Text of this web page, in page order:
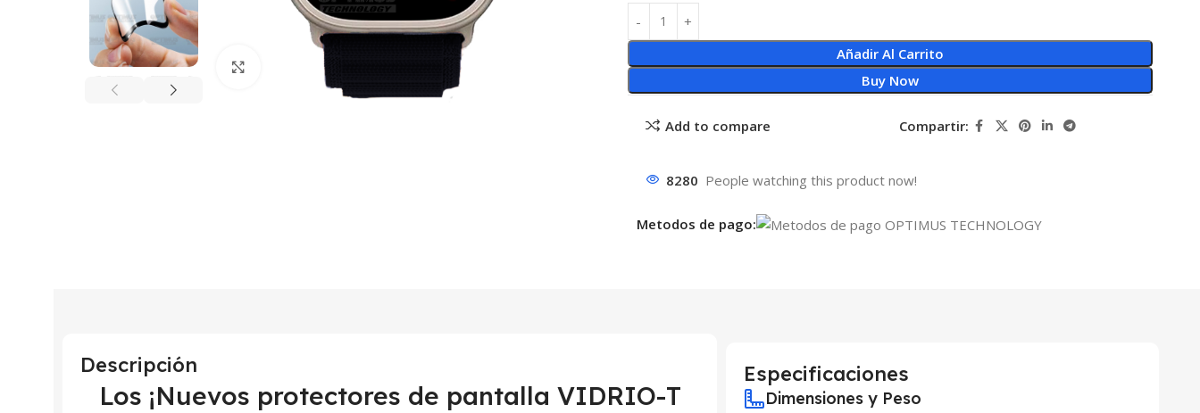
Click to enlarge
Añadir Al Carrito
Buy Now
Add to compare Compartir:
8280 People watching this product now!
Metodos de pago:
Descripción
Los ¡Nuevos protectores de pantalla VIDRIO-T
Especificaciones
Dimensiones y Peso